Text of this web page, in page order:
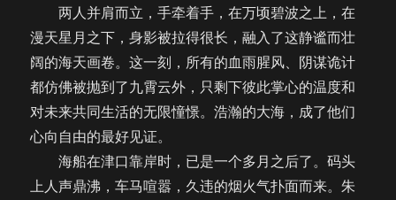
两人并肩而立，手牵着手，在万顷碧波之上，在
漫天星月之下，身影被拉得很长，融入了这静谧而壮
阔的海天画卷。这一刻，所有的血雨腥风、阴谋诡计
都仿佛被抛到了九霄云外，只剩下彼此掌心的温度和
对未来共同生活的无限憧憬。浩瀚的大海，成了他们
心向自由的最好见证。
海船在津口靠岸时，已是一个多月之后了。码头
上人声鼎沸，车马喧嚣，久违的烟火气扑面而来。朱